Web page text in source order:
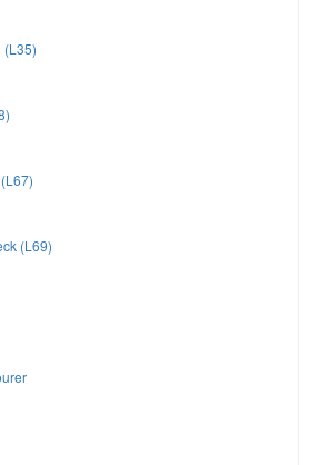
(L35)
(L69)